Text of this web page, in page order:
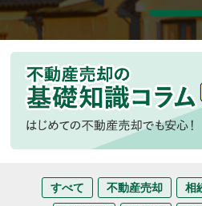
すべて 不動産売却 相